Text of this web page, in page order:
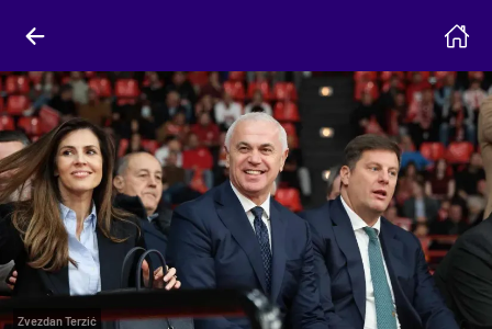
Zvezdan Terzić